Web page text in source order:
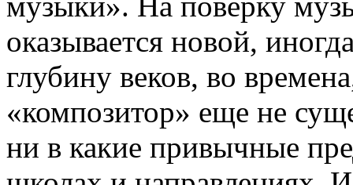
оказывается новой,
глубину веков, во
«композитор» еще не
ни в какие привычные